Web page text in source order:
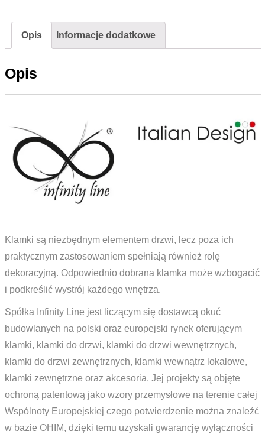
EVA
KEVA
M700
Opis Informacje dodatkowe
Opis
Klamki są niezbędnym elementem drzwi, lecz poza ich
praktycznym zastosowaniem spełniają również rolę
dekoracyjną. Odpowiednio dobrana klamka może wzbogacić
i podkreślić wystrój każdego wnętrza.
Spółka Infinity Line jest liczącym się dostawcą okuć
budowlanych na polski oraz europejski rynek oferującym
klamki, klamki do drzwi, klamki do drzwi wewnętrznych,
klamki do drzwi zewnętrznych, klamki wewnątrz lokalowe,
klamki zewnętrzne oraz akcesoria. Jej projekty są objęte
ochroną patentową jako wzory przemysłowe na terenie całej
Wspólnoty Europejskiej czego potwierdzenie można znaleźć
w bazie OHIM, dzięki temu uzyskali gwarancję wyłączności